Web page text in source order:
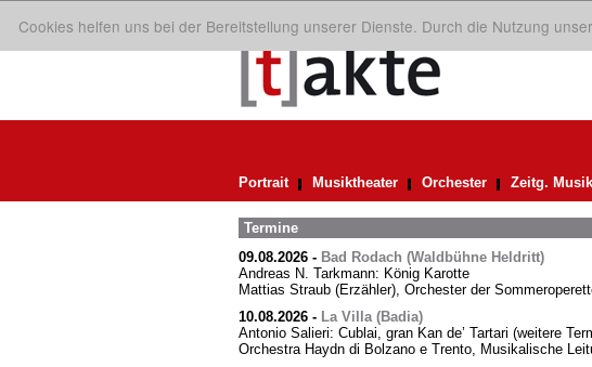
Cookies helfen uns bei der Bereitstellung unserer Dienste. Durch die Nutzung
Portrait Musiktheater Orchester Zeitg. Musik
Termine
09.08.2026- Bad Rodach (Waldbühne Heldritt)
Andreas N. Tarkmann: König Karotte
Mattias Straub (Erzähler), Orchester der
10.08.2026- La Villa (Badia)
Antonio Salieri: Cublai, gran Kan de’ Tartari (weitere
Orchestra Haydn di Bolzano e Trento, Musikalische